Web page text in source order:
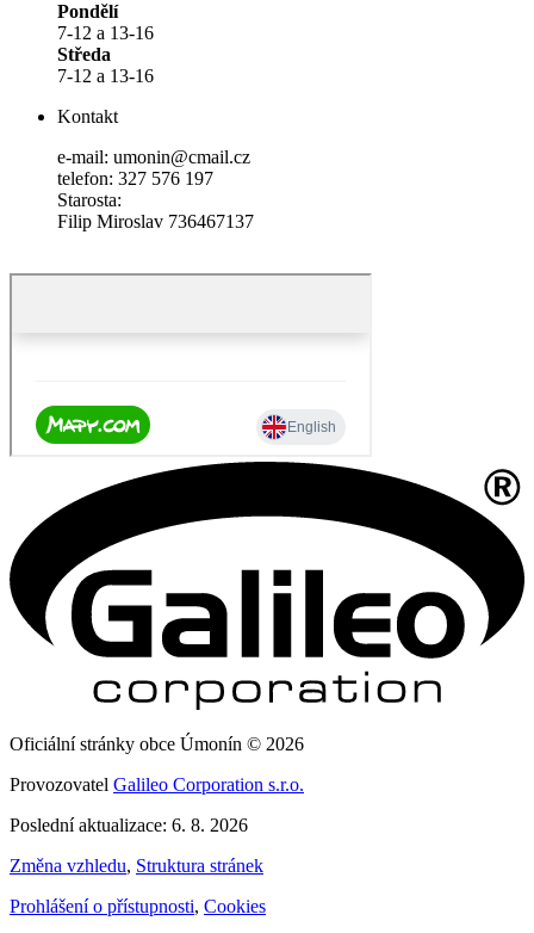
Pondělí
7-12 a 13-16
Středa
7-12 a 13-16
Kontakt
e-mail: umonin@cmail.cz
telefon: 327 576 197
Starosta:
Filip Miroslav 736467137
Oficiální stránky obce Úmonín © 2026
Provozovatel Galileo Corporation s.r.o.
Poslední aktualizace: 6. 8. 2026
Změna vzhledu, Struktura stránek
Prohlášení o přístupnosti, Cookies